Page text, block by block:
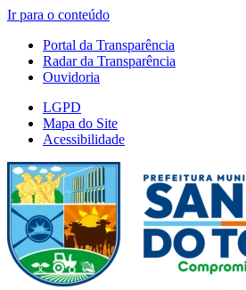
Ir para o conteúdo
Portal da Transparência
Radar da Transparência
Ouvidoria
LGPD
Mapa do Site
Acessibilidade